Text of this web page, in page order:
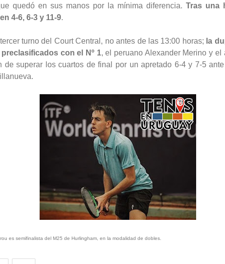
quedó en sus manos por la mínima diferencia. Tras una
4-6, 6-3 y 11-9.
turno del Court Central, no antes de las 13:00 horas; la
con el Nº 1, el peruano Alexander Merino y el
de superar los cuartos de final por un apretado 6-4 y 7-5
es semifinalista del M25 de Hurlingham, en la modalidad de dobles.